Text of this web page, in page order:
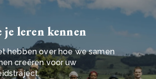
je leren kennen
hebben over hoe we samen
creëren voor uw